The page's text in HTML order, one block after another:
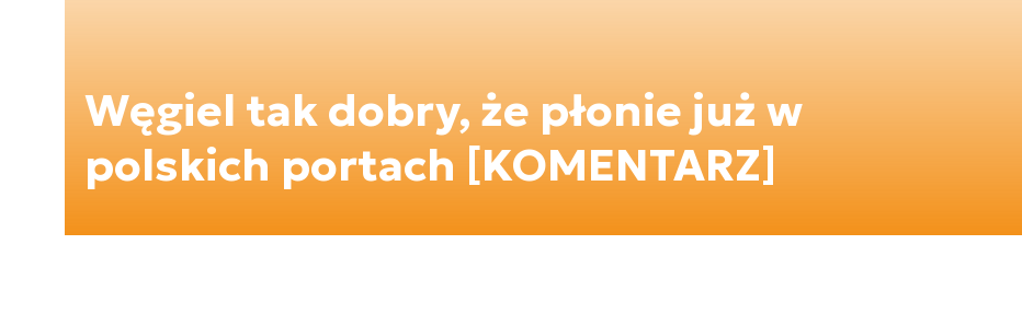
Węgiel tak dobry, że płonie już w
polskich portach [KOMENTARZ]